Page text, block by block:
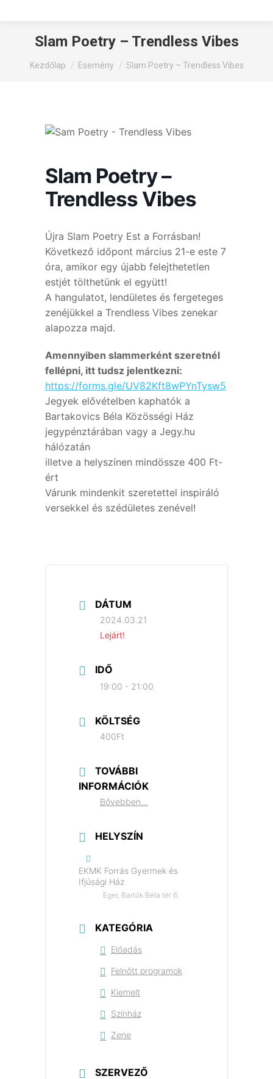
Slam Poetry – Trendless Vibes
You are here:
Kezdőlap Esemény Slam Poetry – Trendless Vibes
Slam Poetry –
Trendless Vibes
Újra Slam Poetry Est a Forrásban!
Következő időpont március 21-e este 7
óra, amikor egy újabb felejthetetlen
estjét tölthetünk el együtt!
A hangulatot, lendületes és fergeteges
zenéjükkel a Trendless Vibes zenekar
alapozza majd.
Amennyiben slammerként szeretnél
fellépni, itt tudsz jelentkezni:
https://forms.gle/UV82Kft8wPYnTysw5
Jegyek elővételben kaphatók a
Bartakovics Béla Közösségi Ház
jegypénztárában vagy a Jegy.hu
hálózatán
illetve a helyszínen mindössze 400 Ft-
ért
Várunk mindenkit szeretettel inspiráló
versekkel és szédületes zenével!
DÁTUM
2024.03.21
Lejárt!
IDŐ
19:00 - 21:00
KÖLTSÉG
400Ft
TOVÁBBI
INFORMÁCIÓK
Bővebben...
HELYSZÍN
EKMK Forrás Gyermek és
Ifjúsági Ház
Eger, Bartók Béla tér 6.
KATEGÓRIA
Előadás
Felnőtt programok
Kiemelt
Színház
Zene
SZERVEZŐ